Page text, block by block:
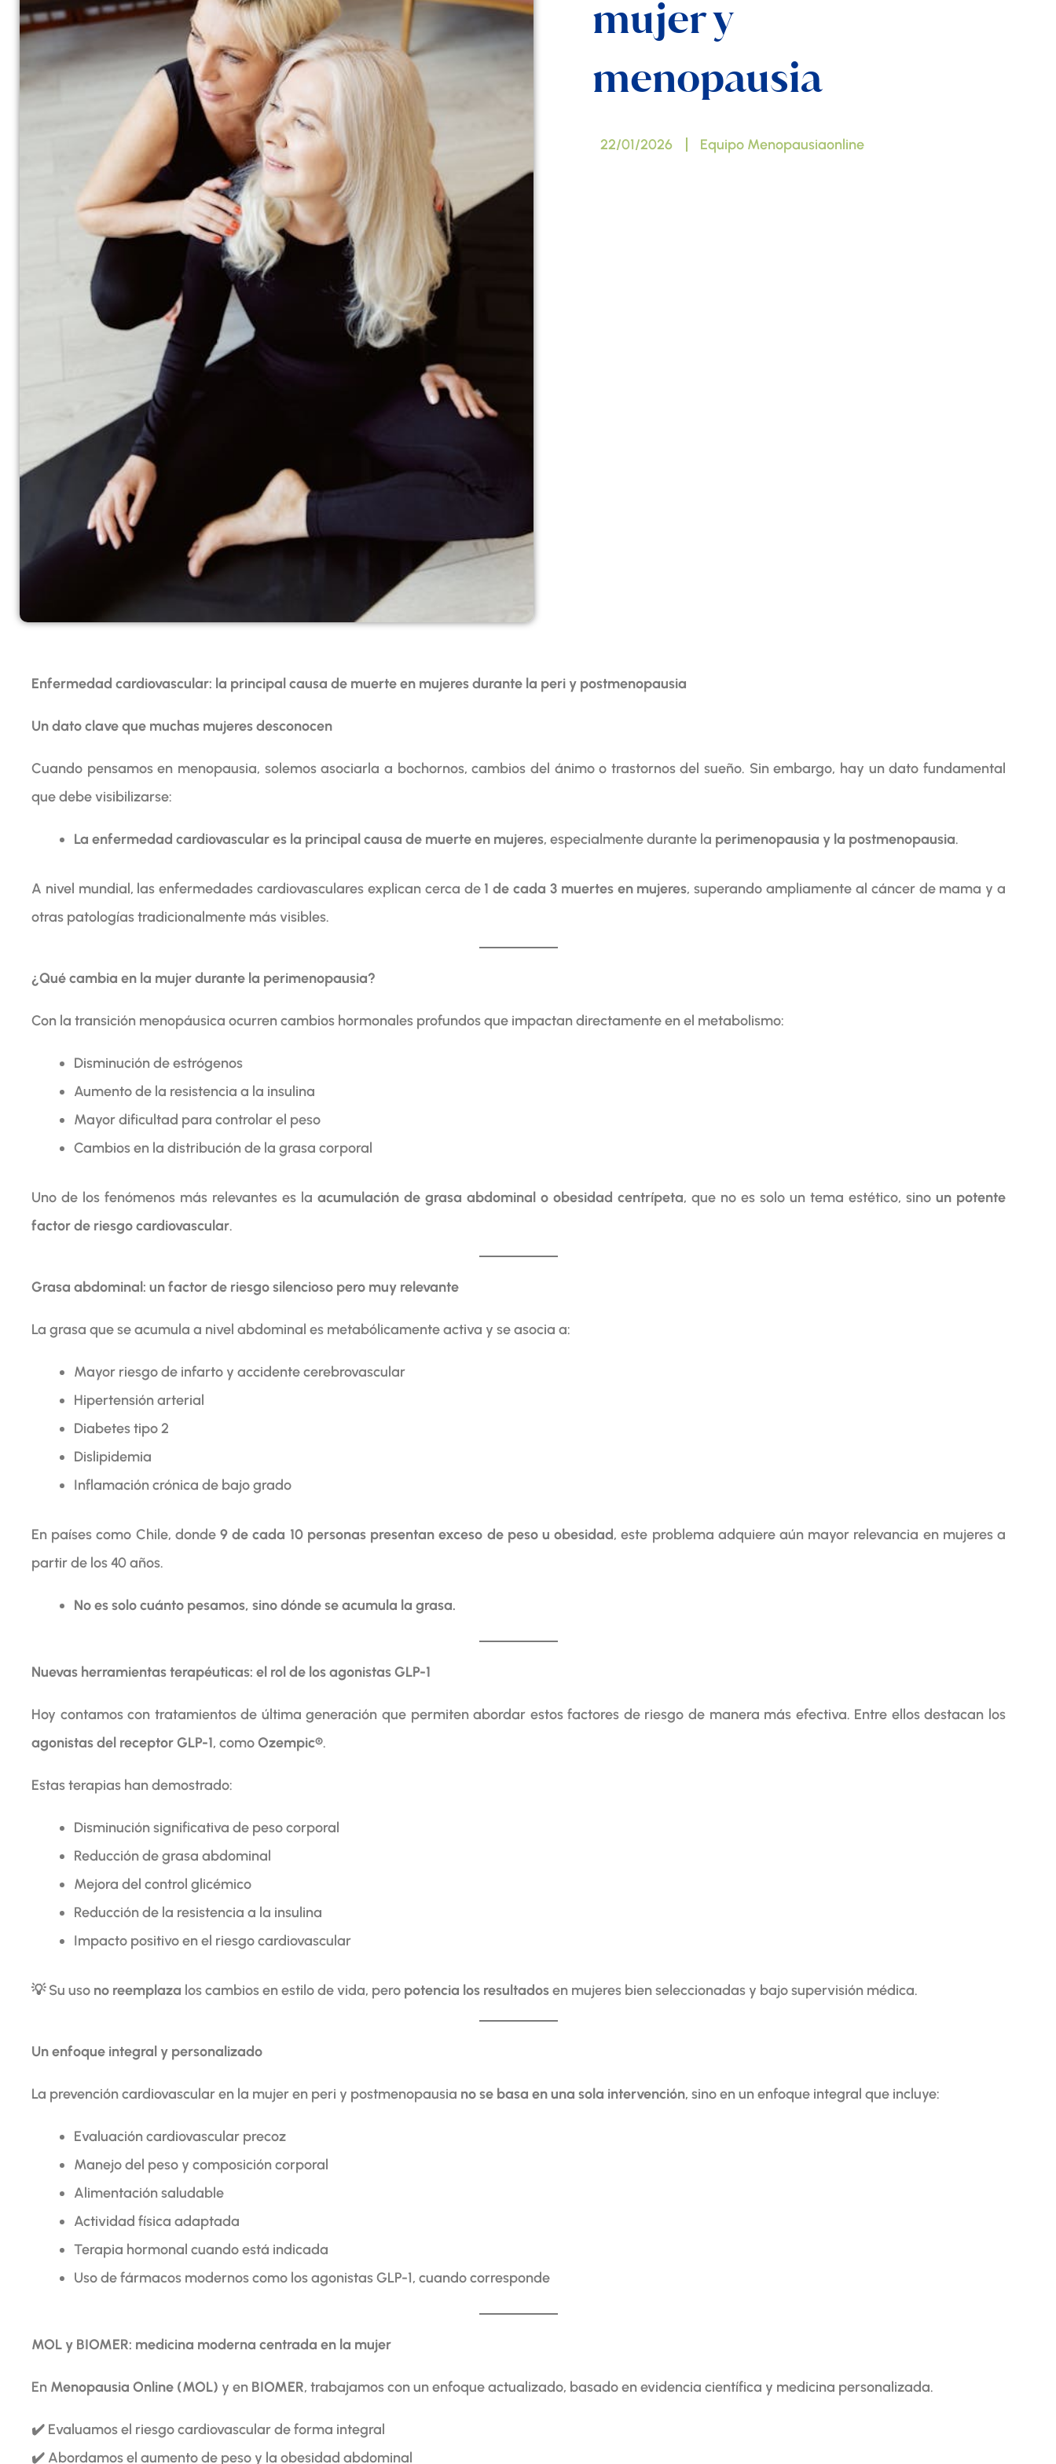
mujer y
menopausia
22/01/2026 Equipo Menopausiaonline
Enfermedad cardiovascular: la principal causa de muerte en mujeres durante la peri y postmenopausia
Un dato clave que muchas mujeres desconocen
Cuando pensamos en menopausia, solemos asociarla a bochornos, cambios del ánimo o trastornos del sueño. Sin embargo, hay un dato fundamental
que debe visibilizarse:
La enfermedad cardiovascular es la principal causa de muerte en mujeres, especialmente durante la perimenopausia y la postmenopausia.
A nivel mundial, las enfermedades cardiovasculares explican cerca de 1 de cada 3 muertes en mujeres, superando ampliamente al cáncer de mama y a
otras patologías tradicionalmente más visibles.
¿Qué cambia en la mujer durante la perimenopausia?
Con la transición menopáusica ocurren cambios hormonales profundos que impactan directamente en el metabolismo:
Disminución de estrógenos
Aumento de la resistencia a la insulina
Mayor dificultad para controlar el peso
Cambios en la distribución de la grasa corporal
Uno de los fenómenos más relevantes es la acumulación de grasa abdominal o obesidad centrípeta, que no es solo un tema estético, sino un potente
factor de riesgo cardiovascular.
Grasa abdominal: un factor de riesgo silencioso pero muy relevante
La grasa que se acumula a nivel abdominal es metabólicamente activa y se asocia a:
Mayor riesgo de infarto y accidente cerebrovascular
Hipertensión arterial
Diabetes tipo 2
Dislipidemia
Inflamación crónica de bajo grado
En países como Chile, donde9 de cada 10 personas presentan exceso de peso u obesidad, este problema adquiere aún mayor relevancia en mujeres a
partir de los 40 años.
No es solo cuánto pesamos, sino dónde se acumula la grasa.
Nuevas herramientas terapéuticas: el rol de los agonistas GLP-1
Hoy contamos con tratamientos de última generación que permiten abordar estos factores de riesgo de manera más efectiva. Entre ellos destacan los
agonistas del receptor GLP-1, comoOzempic®.
Estas terapias han demostrado:
Disminución significativa de peso corporal
Reducción de grasa abdominal
Mejora del control glicémico
Reducción de la resistencia a la insulina
Impacto positivo en el riesgo cardiovascular
💡 Su uso no reemplaza los cambios en estilo de vida, pero potencia los resultadosen mujeres bien seleccionadas y bajo supervisión médica.
Un enfoque integral y personalizado
La prevención cardiovascular en la mujer en peri y postmenopausia no se basa en una sola intervención, sino en un enfoque integral que incluye:
Evaluación cardiovascular precoz
Manejo del peso y composición corporal
Alimentación saludable
Actividad física adaptada
Terapia hormonal cuando está indicada
Uso de fármacos modernos como los agonistas GLP-1, cuando corresponde
MOL y BIOMER: medicina moderna centrada en la mujer
En Menopausia Online (MOL) y en BIOMER, trabajamos con un enfoque actualizado, basado en evidencia científica y medicina personalizada.
✔️ Evaluamos el riesgo cardiovascular de forma integral
✔️ Abordamos el aumento de peso y la obesidad abdominal